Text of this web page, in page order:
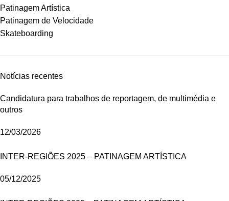
Patinagem Artística
Patinagem de Velocidade
Skateboarding
Notícias recentes
Candidatura para trabalhos de reportagem, de multimédia e
outros
12/03/2026
INTER-REGIÕES 2025 – PATINAGEM ARTÍSTICA
05/12/2025